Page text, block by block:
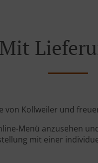
von Kollweiler und
Menü anzusehen
mit einer